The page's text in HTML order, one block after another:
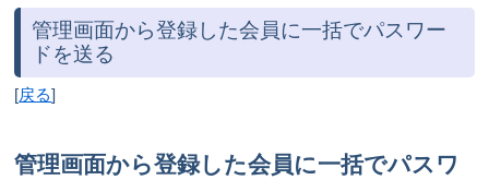
管理画面から登録した会員に一括でパスワー
ドを送る
[戻る]
管理画面から登録した会員に一括でパスワ